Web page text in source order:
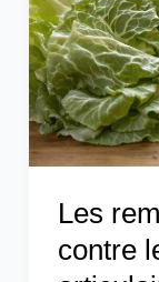
Les
contre
mère
contre
les
douleurs
articulaires